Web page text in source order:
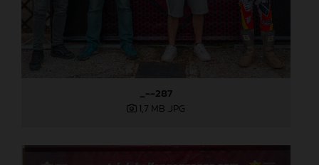
_--287
1,7 MB .JPG